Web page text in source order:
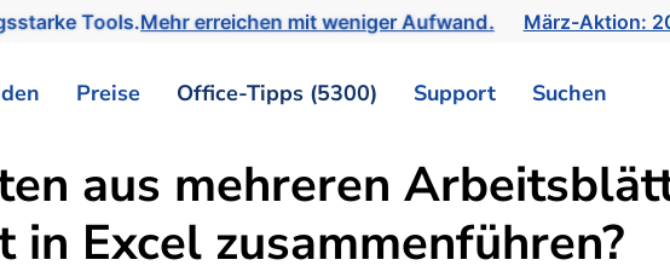
Tools.Mehr erreichen mit weniger Aufwand. März-Aktion:
Preise Office-Tipps (5300) Support Suchen
aus mehreren
Excel zusammenführen?